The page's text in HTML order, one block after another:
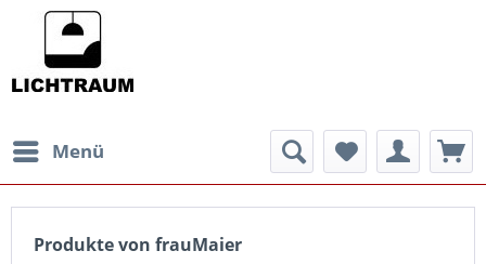
Menü
Produkte von frauMaier